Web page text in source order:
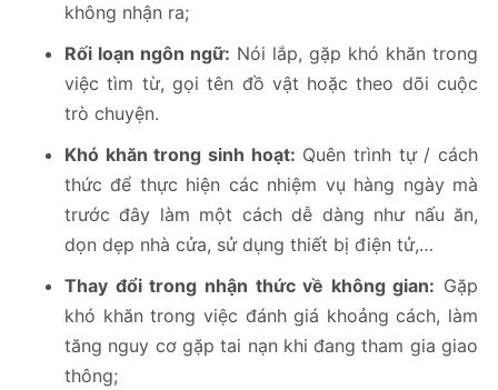
không nhận ra;
Rối loạn ngôn ngữ: Nói lắp, gặp khó khăn trong
việc tìm từ, gọi tên đồ vật hoặc theo dõi cuộc
trò chuyện.
Khó khăn trong sinh hoạt: Quên trình tự / cách
thức để thực hiện các nhiệm vụ hàng ngày mà
trước đây làm một cách dễ dàng như nấu ăn,
dọn dẹp nhà cửa, sử dụng thiết bị điện tử,…
Thay đổi trong nhận thức về không gian: Gặp
khó khăn trong việc đánh giá khoảng cách, làm
tăng nguy cơ gặp tai nạn khi đang tham gia giao
thông;